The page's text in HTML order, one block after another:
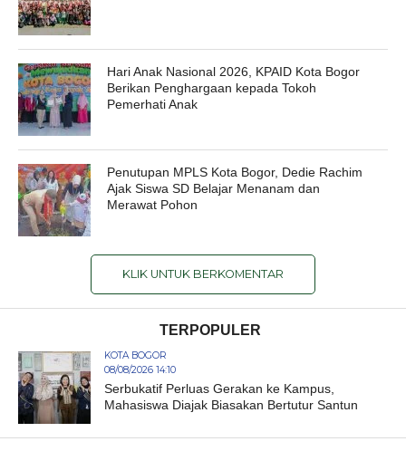
Hari Anak Nasional 2026, KPAID Kota Bogor
Berikan Penghargaan kepada Tokoh
Pemerhati Anak
Penutupan MPLS Kota Bogor, Dedie Rachim
Ajak Siswa SD Belajar Menanam dan
Merawat Pohon
KLIK UNTUK BERKOMENTAR
TERPOPULER
KOTA BOGOR
08/08/2026 14:10
Serbukatif Perluas Gerakan ke Kampus,
Mahasiswa Diajak Biasakan Bertutur Santun